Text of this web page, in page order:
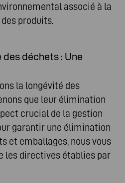
associé à la
produits.
déchets : Une
la longévité des
que leur élimination
crucial de la gestion
garantir une élimination
et emballages, nous vous
les directives établies par